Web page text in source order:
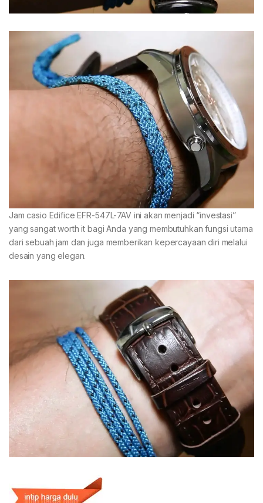
Jam casio Edifice EFR-547L-7AV ini akan menjadi “investasi”
yang sangat worth it bagi Anda yang membutuhkan fungsi utama
dari sebuah jam dan juga memberikan kepercayaan diri melalui
desain yang elegan.